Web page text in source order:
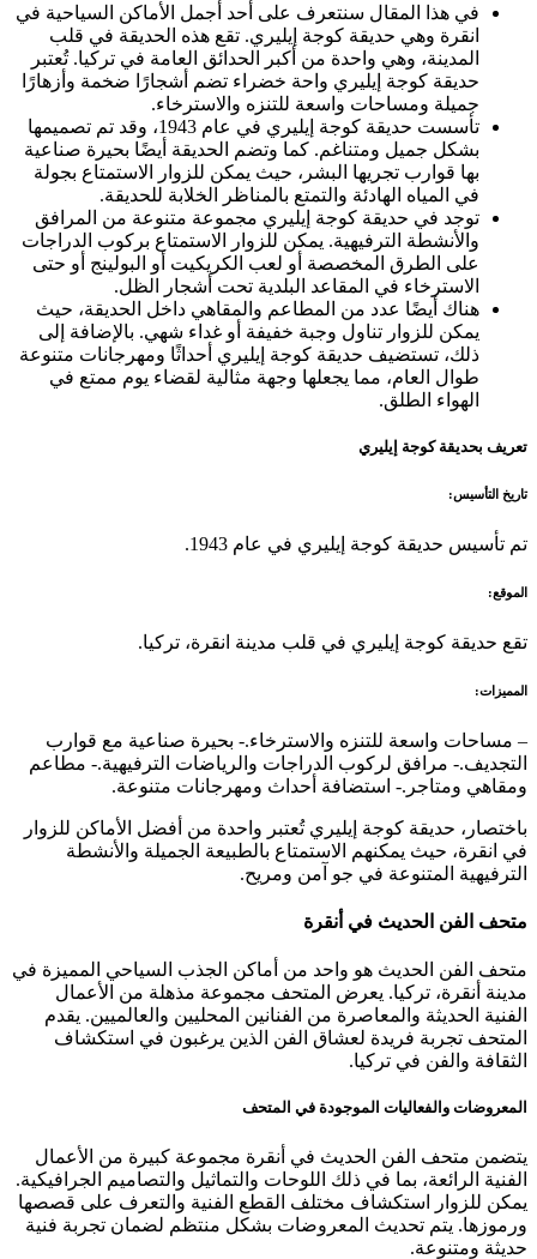
في هذا المقال سنتعرف على أحد أجمل الأماكن السياحية في
انقرة وهي حديقة كوجة إيليري. تقع هذه الحديقة في قلب
المدينة، وهي واحدة من أكبر الحدائق العامة في تركيا. تُعتبر
حديقة كوجة إيليري واحة خضراء تضم أشجارًا ضخمة وأزهارًا
جميلة ومساحات واسعة للتنزه والاسترخاء.
تأسست حديقة كوجة إيليري في عام 1943، وقد تم تصميمها
بشكل جميل ومتناغم. كما وتضم الحديقة أيضًا بحيرة صناعية
بها قوارب تجريها البشر، حيث يمكن للزوار الاستمتاع بجولة
في المياه الهادئة والتمتع بالمناظر الخلابة للحديقة.
توجد في حديقة كوجة إيليري مجموعة متنوعة من المرافق
والأنشطة الترفيهية. يمكن للزوار الاستمتاع بركوب الدراجات
على الطرق المخصصة أو لعب الكريكيت أو البولينج أو حتى
الاسترخاء في المقاعد البلدية تحت أشجار الظل.
هناك أيضًا عدد من المطاعم والمقاهي داخل الحديقة، حيث
يمكن للزوار تناول وجبة خفيفة أو غداء شهي. بالإضافة إلى
ذلك، تستضيف حديقة كوجة إيليري أحداثًا ومهرجانات متنوعة
طوال العام، مما يجعلها وجهة مثالية لقضاء يوم ممتع في
الهواء الطلق.
تعريف بحديقة كوجة إيليري
تاريخ التأسيس:
تم تأسيس حديقة كوجة إيليري في عام 1943.
الموقع:
تقع حديقة كوجة إيليري في قلب مدينة انقرة، تركيا.
المميزات:
– مساحات واسعة للتنزه والاسترخاء.- بحيرة صناعية مع قوارب
التجديف.- مرافق لركوب الدراجات والرياضات الترفيهية.- مطاعم
ومقاهي ومتاجر.- استضافة أحداث ومهرجانات متنوعة.
باختصار، حديقة كوجة إيليري تُعتبر واحدة من أفضل الأماكن للزوار
في انقرة، حيث يمكنهم الاستمتاع بالطبيعة الجميلة والأنشطة
الترفيهية المتنوعة في جو آمن ومريح.
متحف الفن الحديث في أنقرة
متحف الفن الحديث هو واحد من أماكن الجذب السياحي المميزة في
مدينة أنقرة، تركيا. يعرض المتحف مجموعة مذهلة من الأعمال
الفنية الحديثة والمعاصرة من الفنانين المحليين والعالميين. يقدم
المتحف تجربة فريدة لعشاق الفن الذين يرغبون في استكشاف
الثقافة والفن في تركيا.
المعروضات والفعاليات الموجودة في المتحف
يتضمن متحف الفن الحديث في أنقرة مجموعة كبيرة من الأعمال
الفنية الرائعة، بما في ذلك اللوحات والتماثيل والتصاميم الجرافيكية.
يمكن للزوار استكشاف مختلف القطع الفنية والتعرف على قصصها
ورموزها. يتم تحديث المعروضات بشكل منتظم لضمان تجربة فنية
حديثة ومتنوعة.